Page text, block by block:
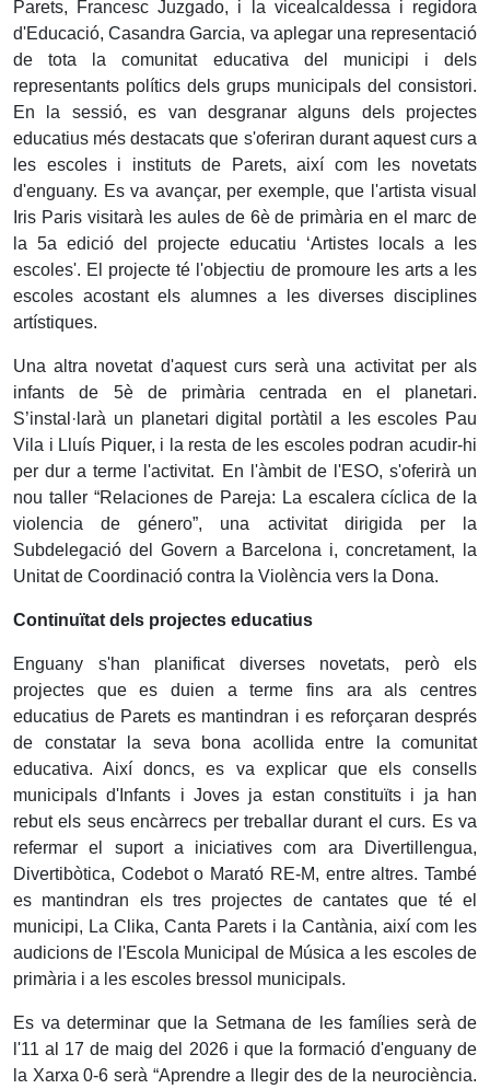
Parets, Francesc Juzgado, i la vicealcaldessa i regidora
d'Educació, Casandra Garcia, va aplegar una representació
de tota la comunitat educativa del municipi i dels
representants polítics dels grups municipals del consistori.
En la sessió, es van desgranar alguns dels projectes
educatius més destacats que s'oferiran durant aquest curs a
les escoles i instituts de Parets, així com les novetats
d'enguany. Es va avançar, per exemple, que l'artista visual
Iris Paris visitarà les aules de 6è de primària en el marc de
la 5a edició del projecte educatiu ‘Artistes locals a les
escoles'. El projecte té l'objectiu de promoure les arts a les
escoles acostant els alumnes a les diverses disciplines
artístiques.
Una altra novetat d'aquest curs serà una activitat per als
infants de 5è de primària centrada en el planetari.
S’instal·larà un planetari digital portàtil a les escoles Pau
Vila i Lluís Piquer, i la resta de les escoles podran acudir-hi
per dur a terme l'activitat. En l'àmbit de l'ESO, s'oferirà un
nou taller “Relaciones de Pareja: La escalera cíclica de la
violencia de género”, una activitat dirigida per la
Subdelegació del Govern a Barcelona i, concretament, la
Unitat de Coordinació contra la Violència vers la Dona.
Continuïtat dels projectes educatius
Enguany s'han planificat diverses novetats, però els
projectes que es duien a terme fins ara als centres
educatius de Parets es mantindran i es reforçaran després
de constatar la seva bona acollida entre la comunitat
educativa. Així doncs, es va explicar que els consells
municipals d'Infants i Joves ja estan constituïts i ja han
rebut els seus encàrrecs per treballar durant el curs. Es va
refermar el suport a iniciatives com ara Divertillengua,
Divertibòtica, Codebot o Marató RE-M, entre altres. També
es mantindran els tres projectes de cantates que té el
municipi, La Clika, Canta Parets i la Cantània, així com les
audicions de l'Escola Municipal de Música a les escoles de
primària i a les escoles bressol municipals.
Es va determinar que la Setmana de les famílies serà de
l'11 al 17 de maig del 2026 i que la formació d'enguany de
la Xarxa 0-6 serà “Aprendre a llegir des de la neurociència.